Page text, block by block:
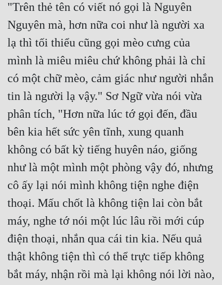
"Trên thẻ tên có viết nó gọi là Nguyên
Nguyên mà, hơn nữa coi như là người xa
lạ thì tối thiểu cũng gọi mèo cưng của
mình là miêu miêu chứ không phải là chỉ
có một chữ mèo, cảm giác như người nhắn
tin là người lạ vậy." Sơ Ngữ vừa nói vừa
phân tích, "Hơn nữa lúc tớ gọi đến, đầu
bên kia hết sức yên tĩnh, xung quanh
không có bất kỳ tiếng huyên náo, giống
như là một mình một phòng vậy đó, nhưng
cô ấy lại nói mình không tiện nghe điện
thoại. Mấu chốt là không tiện lai còn bắt
máy, nghe tớ nói một lúc lâu rồi mới cúp
điện thoại, nhắn qua cái tin kia. Nếu quả
thật không tiện thì có thể trực tiếp không
bắt máy, nhận rồi mà lại không nói lời nào,